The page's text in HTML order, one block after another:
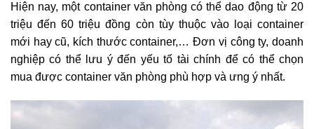
Hiện nay, một container văn phòng có thể dao động từ 20
triệu đến 60 triệu đồng còn tùy thuộc vào loại container
mới hay cũ, kích thước container,… Đơn vị công ty, doanh
nghiệp có thể lưu ý đến yếu tố tài chính để có thể chọn
mua được container văn phòng phù hợp và ưng ý nhất.